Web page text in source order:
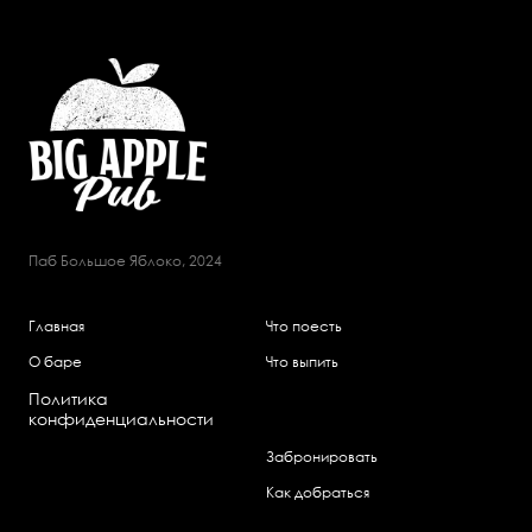
Паб Большое Яблоко, 2024
Главная
О баре
Политика
конфиденциальности
Что поесть
Что выпить
Забронировать
Как добраться